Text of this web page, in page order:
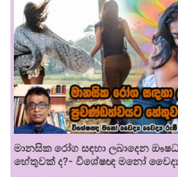
මානසික රෝග සඳහා ලබාදෙන
හේතුවක් ද?- විශේෂඥ මනෝ